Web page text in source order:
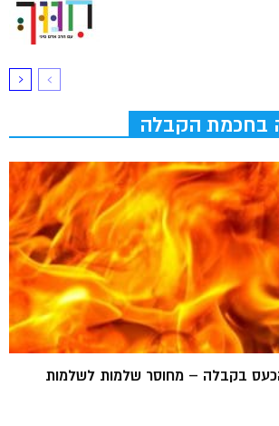
בחכמת הקבלה
בקבלה – מחוסר שלמות לשלמות